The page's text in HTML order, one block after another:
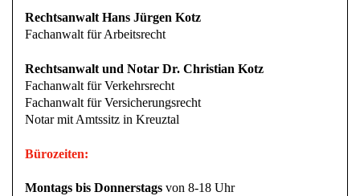
Rechtsanwalt Hans Jürgen Kotz
Fachanwalt für Arbeitsrecht
Rechtsanwalt und Notar Dr. Christian Kotz
Fachanwalt für Verkehrsrecht
Fachanwalt für Versicherungsrecht
Notar mit Amtssitz in Kreuztal
Bürozeiten:
Montags bis Donnerstags von 8-18 Uhr